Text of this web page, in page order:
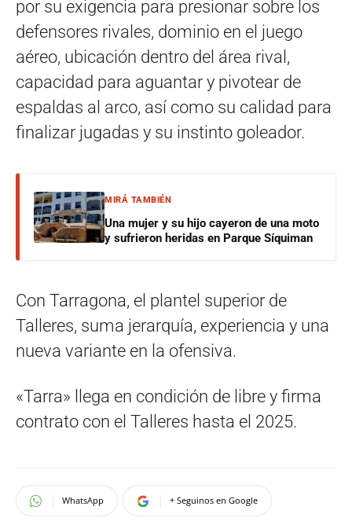
por su exigencia para presionar sobre los
defensores rivales, dominio en el juego
aéreo, ubicación dentro del área rival,
capacidad para aguantar y pivotear de
espaldas al arco, así como su calidad para
finalizar jugadas y su instinto goleador.
MIRÁ TAMBIÉN
Una mujer y su hijo cayeron de una moto
y sufrieron heridas en Parque Síquiman
Con Tarragona, el plantel superior de
Talleres, suma jerarquía, experiencia y una
nueva variante en la ofensiva.
«Tarra» llega en condición de libre y firma
contrato con el Talleres hasta el 2025.
WhatsApp + Seguinos en Google